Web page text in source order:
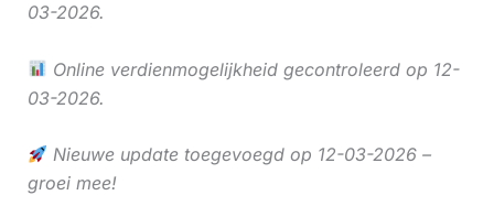
03-2026.
Online verdienmogelijkheid gecontroleerd op 12-
03-2026.
Nieuwe update toegevoegd op 12-03-2026 –
groei mee!